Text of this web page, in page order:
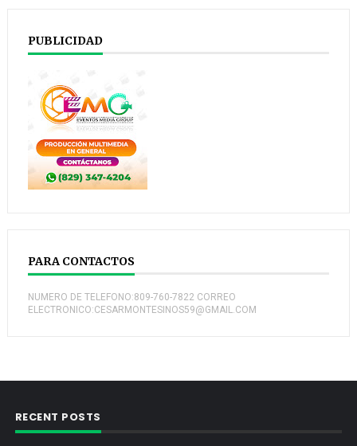
PUBLICIDAD
PARA CONTACTOS
NUMERO DE TELEFONO:809-760-7822 CORREO
ELECTRONICO:CESARMONTESINOS59@GMAIL.COM
RECENT POSTS